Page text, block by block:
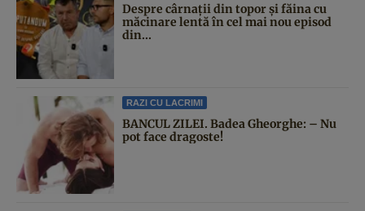
Despre cârnații din topor și făina cu
măcinare lentă în cel mai nou episod
din...
RAZI CU LACRIMI
BANCUL ZILEI. Badea Gheorghe: – Nu
pot face dragoste!